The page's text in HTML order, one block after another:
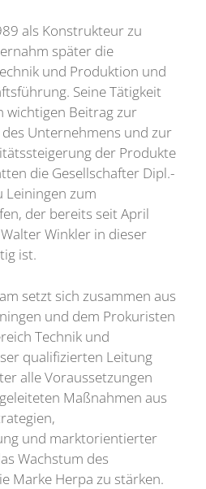
als Konstrukteur zu
später die
und Produktion und
Seine Tätigkeit
wichtigen Beitrag zur
Unternehmens und zur
der Produkte
die Gesellschafter Dipl.-
Leiningen zum
der bereits seit April
Winkler in dieser
ist.
setzt sich zusammen aus
und dem Prokuristen
Technik und
qualifizierten Leitung
alle Voraussetzungen
Maßnahmen aus
und marktorientierter
Wachstum des
Marke Herpa zu stärken.